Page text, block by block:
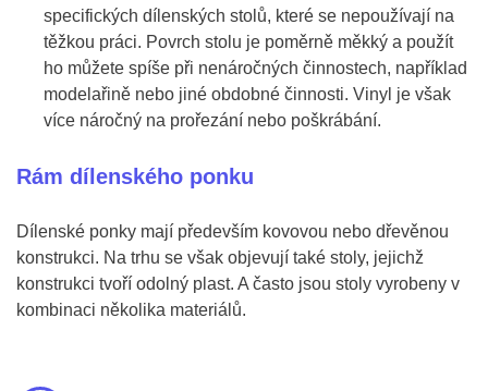
specifických dílenských stolů, které se nepoužívají na
těžkou práci. Povrch stolu je poměrně měkký a použít
ho můžete spíše při nenáročných činnostech, například
modelařině nebo jiné obdobné činnosti. Vinyl je však
více náročný na prořezání nebo poškrábání.
Rám dílenského ponku
Dílenské ponky mají především kovovou nebo dřevěnou
konstrukci. Na trhu se však objevují také stoly, jejichž
konstrukci tvoří odolný plast. A často jsou stoly vyrobeny v
kombinaci několika materiálů.